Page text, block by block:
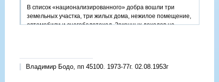
В список «национализированного» добра вошли три
земельных участка, три жилых дома, нежилое помещение,
автомобили и снегоболотоход. Законных доходов на
Максим Бондаренко получил широкую известность после
Владимир Бодо, пп 45100. 1973-77г. 02.08.1953г